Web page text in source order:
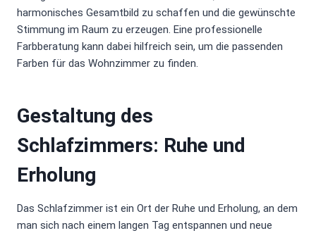
harmonisches Gesamtbild zu schaffen und die gewünschte
Stimmung im Raum zu erzeugen. Eine professionelle
Farbberatung kann dabei hilfreich sein, um die passenden
Farben für das Wohnzimmer zu finden.
Gestaltung des
Schlafzimmers: Ruhe und
Erholung
Das Schlafzimmer ist ein Ort der Ruhe und Erholung, an dem
man sich nach einem langen Tag entspannen und neue